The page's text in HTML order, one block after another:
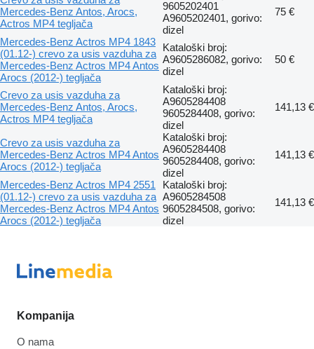
Mercedes-Benz Antos, Arocs,
Actros MP4 tegljača
9605202401
A9605202401, gorivo:
dizel
75 €
Mercedes-Benz Actros MP4 1843
(01.12-) crevo za usis vazduha za
Mercedes-Benz Actros MP4 Antos
Arocs (2012-) tegljača
Kataloški broj:
A9605286082, gorivo:
dizel
50 €
Crevo za usis vazduha za
Mercedes-Benz Antos, Arocs,
Actros MP4 tegljača
Kataloški broj:
A9605284408
9605284408, gorivo:
dizel
141,13 €
Crevo za usis vazduha za
Mercedes-Benz Actros MP4 Antos
Arocs (2012-) tegljača
Kataloški broj:
A9605284408
9605284408, gorivo:
dizel
141,13 €
Mercedes-Benz Actros MP4 2551
(01.12-) crevo za usis vazduha za
Mercedes-Benz Actros MP4 Antos
Arocs (2012-) tegljača
Kataloški broj:
A9605284508
9605284508, gorivo:
dizel
141,13 €
Kompanija
O nama